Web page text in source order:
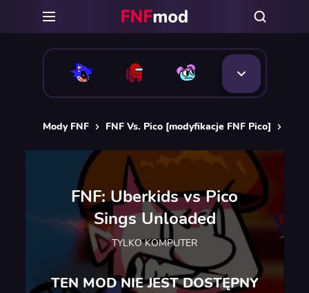
Mody FNF FNF Vs. Pico [modyfikacje FNF Pico]
FNF: Uberkids vs Pico
Sings Unloaded
TYLKO KOMPUTER
TEN MOD NIE JEST DOSTĘPNY